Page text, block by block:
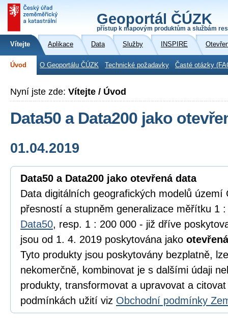
Geoportál ČÚZK
přístup k mapovým produktům a službám
Vítejte Aplikace Data Služby INSPIRE
Úvod O Geoportálu ČÚZK Technické požadavky Časté otázky
Nyní jste zde: Vítejte / Úvod
Data50 a Data200 jako
01.04.2019
Data50 a Data200 jako otevřená data
Data digitálních geografických modelů území
přesností a stupněm generalizace měřítku 1
Data50, resp. 1 : 200 000 - již dříve
jsou od 1. 4. 2019 poskytována jako
Tyto produkty jsou poskytovány bezplatně,
nekomerčně, kombinovat je s dalšími údaji
produkty, transformovat a upravovat a
podmínkách užití viz Obchodní podmínky